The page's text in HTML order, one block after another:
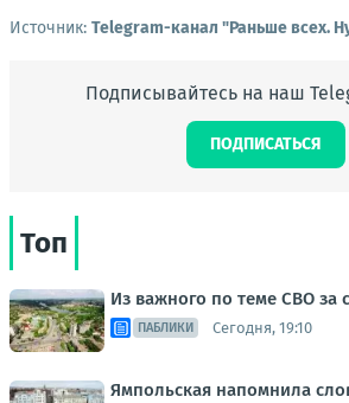
Источник: Telegram-канал "Раньше всех.
Подписывайтесь на наш
ПОДПИСАТЬСЯ
Топ
Из важного по теме СВО за
ПАБЛИКИ Сегодня, 19:10
Ямпольская напомнила